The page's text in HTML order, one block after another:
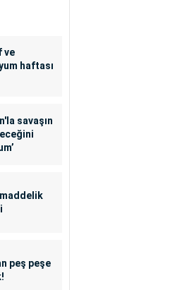
ve
haftası
savaşın
peş peşe